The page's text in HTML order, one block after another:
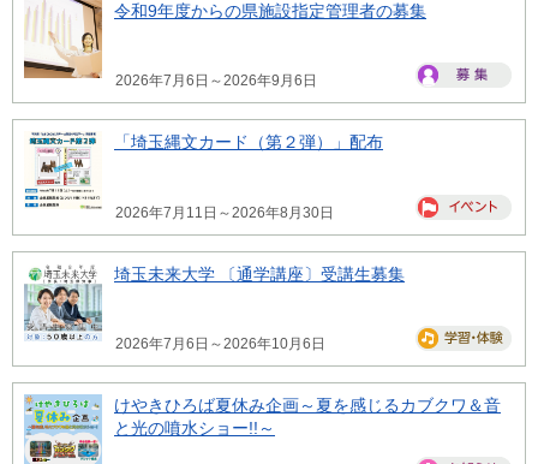
令和9年度からの県施設指定管理者の募集
2026年7月6日～2026年9月6日
「埼玉縄文カード（第２弾）」配布
2026年7月11日～2026年8月30日
埼玉未来大学 〔通学講座〕受講生募集
2026年7月6日～2026年10月6日
けやきひろば夏休み企画～夏を感じるカブクワ＆音
と光の噴水ショー!!～